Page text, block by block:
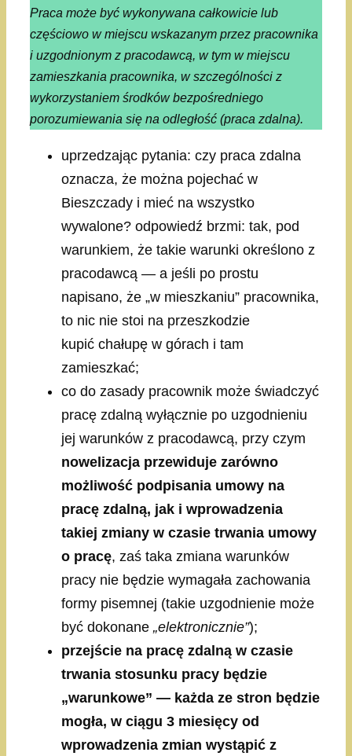
Praca może być wykonywana całkowicie lub
częściowo w miejscu wskazanym przez pracownika
i uzgodnionym z pracodawcą, w tym w miejscu
zamieszkania pracownika, w szczególności z
wykorzystaniem środków bezpośredniego
porozumiewania się na odległość (praca zdalna).
uprzedzając pytania: czy praca zdalna
oznacza, że można pojechać w
Bieszczady i mieć na wszystko
wywalone? odpowiedź brzmi: tak, pod
warunkiem, że takie warunki określono z
pracodawcą — a jeśli po prostu
napisano, że „w mieszkaniu” pracownika,
to nic nie stoi na przeszkodzie
kupić chałupę w górach i tam
zamieszkać;
co do zasady pracownik może świadczyć
pracę zdalną wyłącznie po uzgodnieniu
jej warunków z pracodawcą, przy czym
nowelizacja przewiduje zarówno
możliwość podpisania umowy na
pracę zdalną, jak i wprowadzenia
takiej zmiany w czasie trwania umowy
o pracę, zaś taka zmiana warunków
pracy nie będzie wymagała zachowania
formy pisemnej (takie uzgodnienie może
być dokonane „elektronicznie”);
przejście na pracę zdalną w czasie
trwania stosunku pracy będzie
„warunkowe” — każda ze stron będzie
mogła, w ciągu 3 miesięcy od
wprowadzenia zmian wystąpić z